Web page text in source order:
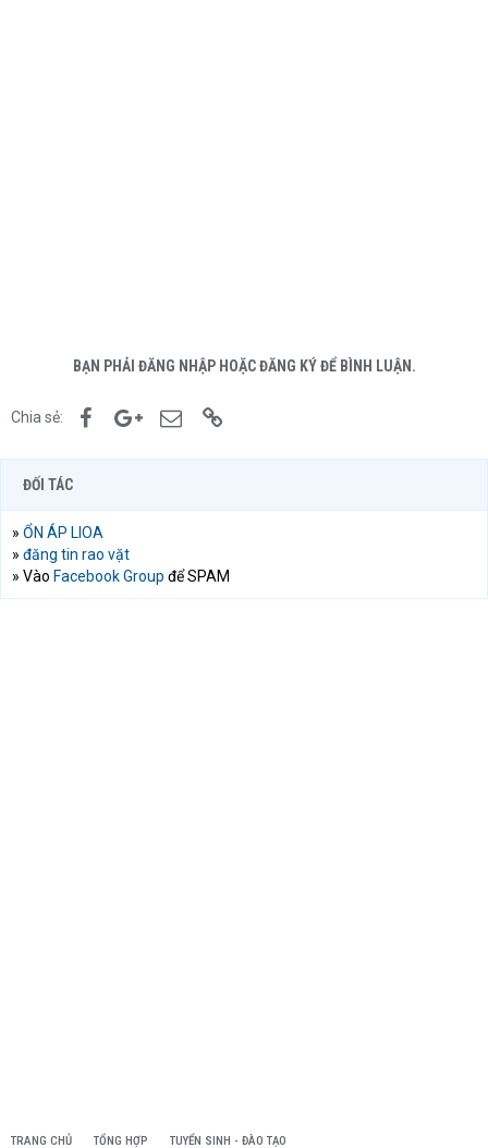
BẠN PHẢI ĐĂNG NHẬP HOẶC ĐĂNG KÝ ĐỂ BÌNH LUẬN.
Chia sẻ: FacebookGoogle+Email
ĐỐI TÁC
» ỔN ÁP LIOA
» đăng tin rao vặt
» Vào Facebook Group để SPAM
TRANG CHỦ TỔNG HỢP TUYỂN SINH - ĐÀO TẠO